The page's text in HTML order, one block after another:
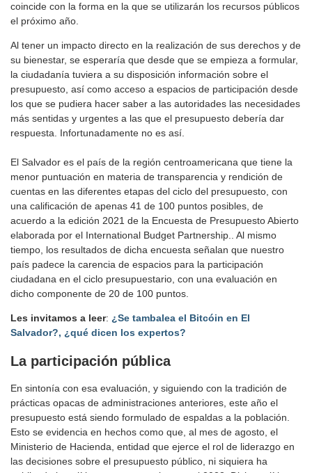
coincide con la forma en la que se utilizarán los recursos públicos
el próximo año.
Al tener un impacto directo en la realización de sus derechos y de
su bienestar, se esperaría que desde que se empieza a formular,
la ciudadanía tuviera a su disposición información sobre el
presupuesto, así como acceso a espacios de participación desde
los que se pudiera hacer saber a las autoridades las necesidades
más sentidas y urgentes a las que el presupuesto debería dar
respuesta. Infortunadamente no es así.
El Salvador es el país de la región centroamericana que tiene la
menor puntuación en materia de transparencia y rendición de
cuentas en las diferentes etapas del ciclo del presupuesto, con
una calificación de apenas 41 de 100 puntos posibles, de
acuerdo a la edición 2021 de la Encuesta de Presupuesto Abierto
elaborada por el International Budget Partnership.. Al mismo
tiempo, los resultados de dicha encuesta señalan que nuestro
país padece la carencia de espacios para la participación
ciudadana en el ciclo presupuestario, con una evaluación en
dicho componente de 20 de 100 puntos.
Les invitamos a leer: ¿Se tambalea el Bitcóin en El
Salvador?, ¿qué dicen los expertos?
La participación pública
En sintonía con esa evaluación, y siguiendo con la tradición de
prácticas opacas de administraciones anteriores, este año el
presupuesto está siendo formulado de espaldas a la población.
Esto se evidencia en hechos como que, al mes de agosto, el
Ministerio de Hacienda, entidad que ejerce el rol de liderazgo en
las decisiones sobre el presupuesto público, ni siquiera ha